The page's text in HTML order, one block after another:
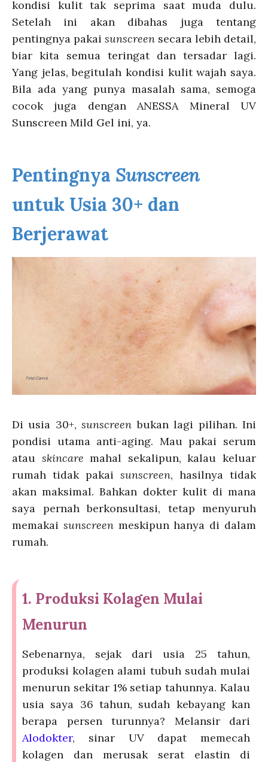
kondisi kulit tak seprima saat muda dulu.
Setelah ini akan dibahas juga tentang
pentingnya pakai sunscreen secara lebih detail,
biar kita semua teringat dan tersadar lagi.
Yang jelas, begitulah kondisi kulit wajah saya.
Bila ada yang punya masalah sama, semoga
cocok juga denganANESSA Mineral UV
Sunscreen Mild Gel ini, ya.
Pentingnya Sunscreen
untuk Usia 30+ dan
Berjerawat
Di usia 30+,sunscreenbukan lagi pilihan. Ini
pondisi utama anti-aging. Mau pakai serum
atau skincaremahal sekalipun, kalau keluar
rumah tidak pakai sunscreen, hasilnya tidak
akan maksimal. Bahkan dokter kulit di mana
saya pernah berkonsultasi, tetap menyuruh
memakai sunscreen meskipun hanya di dalam
rumah.
1. Produksi Kolagen Mulai
Menurun
Sebenarnya, sejak dari usia 25 tahun,
produksi kolagen alami tubuh sudah mulai
menurun sekitar 1% setiap tahunnya. Kalau
usia saya 36 tahun, sudah kebayang kan
berapa persen turunnya? Melansir dari
Alodokter, sinar UV dapat memecah
kolagen dan merusak serat elastin di